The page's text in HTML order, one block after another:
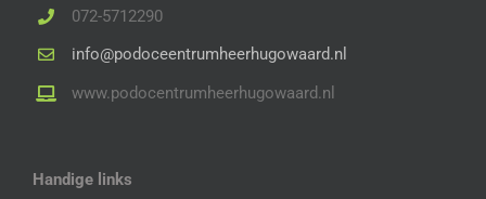
072-5712290
info@podoceentrumheerhugowaard.nl
www.podocentrumheerhugowaard.nl
Handige links